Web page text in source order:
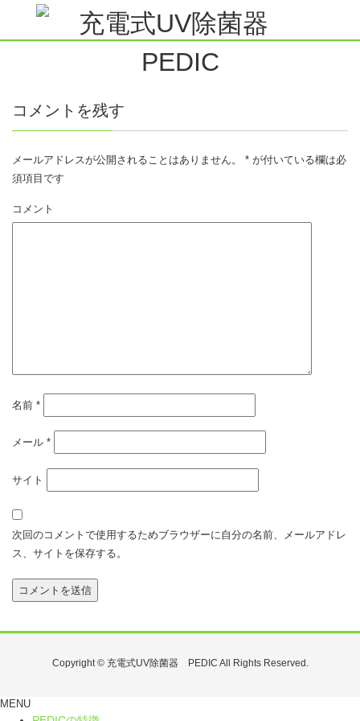
コメントを残す
メールアドレスが公開されることはありません。 * が付いている欄は必
須項目です
コメント
名前 *
メール *
サイト
次回のコメントで使用するためブラウザーに自分の名前、メールアドレ
ス、サイトを保存する。
Copyright © 充電式UV除菌器 PEDIC All Rights Reserved.
MENU